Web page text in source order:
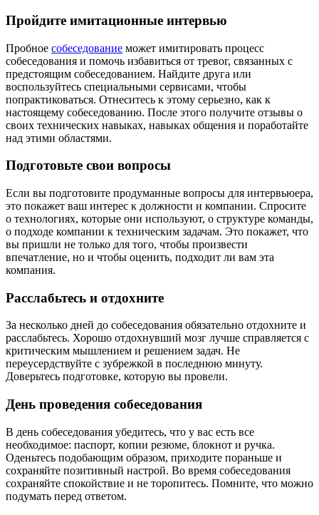
Пройдите имитационные интервью
Пробное собеседование может имитировать процесс
собеседования и помочь избавиться от тревог, связанных с
предстоящим собеседованием. Найдите друга или
воспользуйтесь специальными сервисами, чтобы
попрактиковаться. Отнеситесь к этому серьезно, как к
настоящему собеседованию. После этого получите отзывы о
своих технических навыках, навыках общения и поработайте
над этими областями.
Подготовьте свои вопросы
Если вы подготовите продуманные вопросы для интервьюера,
это покажет ваш интерес к должности и компании. Спросите
о технологиях, которые они используют, о структуре команды,
о подходе компании к техническим задачам. Это покажет, что
вы пришли не только для того, чтобы произвести
впечатление, но и чтобы оценить, подходит ли вам эта
компания.
Расслабьтесь и отдохните
За несколько дней до собеседования обязательно отдохните и
расслабьтесь. Хорошо отдохнувший мозг лучше справляется с
критическим мышлением и решением задач. Не
переусердствуйте с зубрежкой в последнюю минуту.
Доверьтесь подготовке, которую вы провели.
День проведения собеседования
В день собеседования убедитесь, что у вас есть все
необходимое: паспорт, копии резюме, блокнот и ручка.
Оденьтесь подобающим образом, приходите пораньше и
сохраняйте позитивный настрой. Во время собеседования
сохраняйте спокойствие и не торопитесь. Помните, что можно
подумать перед ответом.